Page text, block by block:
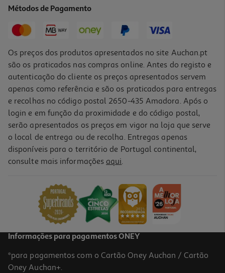
Caneta De Feltro Auchan Azul
Métodos de Pagamento
Os preços dos produtos apresentados no site Auchan.pt
são os praticados nas compras online. Antes do registo e
autenticação do cliente os preços apresentados servem
apenas como referência e são os praticados para entregas
e recolhas no código postal 2650-435 Amadora. Após o
login e em função da proximidade e do código postal,
serão apresentados os preços em vigor na loja que serve
o local de entrega ou de recolha. Entregas apenas
disponíveis para o território de Portugal continental,
consulte mais informações aqui.
Informações para pagamentos ONEY
*para pagamentos com o Cartão Oney Auchan / Cartão
Oney Auchan+.